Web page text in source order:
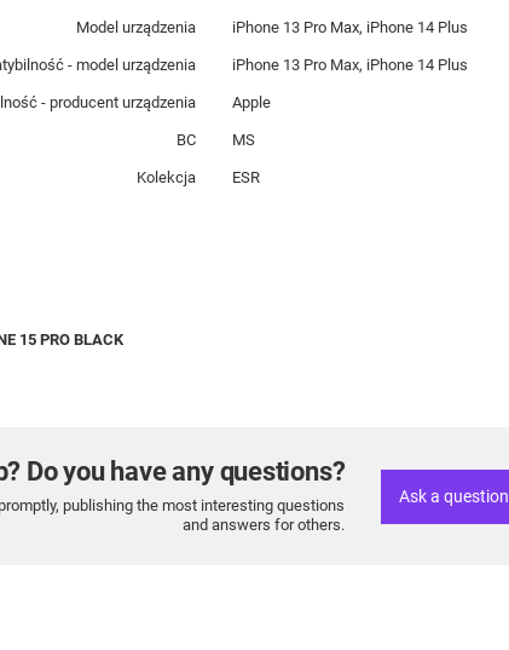
Model urządzenia iPhone 13 Pro Max, iPhone 14 Plus
- model urządzenia iPhone 13 Pro Max, iPhone 14 Plus
- producent urządzenia Apple
BC MS
Kolekcja ESR
15 PRO BLACK
Do you have any questions?
publishing the most interesting questions
and answers for others.
Ask a question